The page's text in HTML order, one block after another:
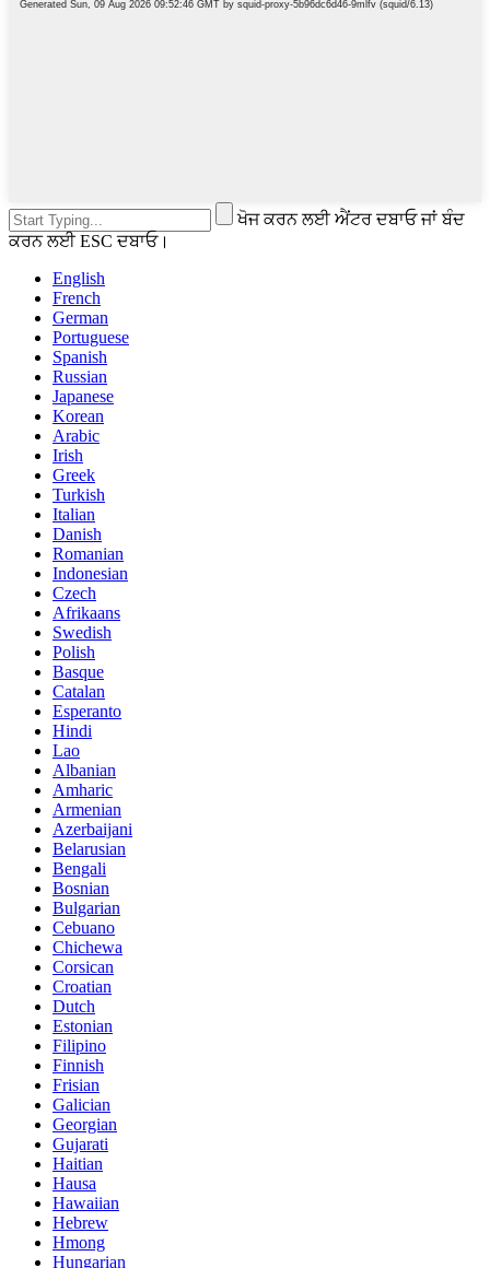
ਖੋਜ ਕਰਨ ਲਈ ਐਂਟਰ ਦਬਾਓ ਜਾਂ ਬੰਦ
ਕਰਨ ਲਈ ESC ਦਬਾਓ।
English
French
German
Portuguese
Spanish
Russian
Japanese
Korean
Arabic
Irish
Greek
Turkish
Italian
Danish
Romanian
Indonesian
Czech
Afrikaans
Swedish
Polish
Basque
Catalan
Esperanto
Hindi
Lao
Albanian
Amharic
Armenian
Azerbaijani
Belarusian
Bengali
Bosnian
Bulgarian
Cebuano
Chichewa
Corsican
Croatian
Dutch
Estonian
Filipino
Finnish
Frisian
Galician
Georgian
Gujarati
Haitian
Hausa
Hawaiian
Hebrew
Hmong
Hungarian